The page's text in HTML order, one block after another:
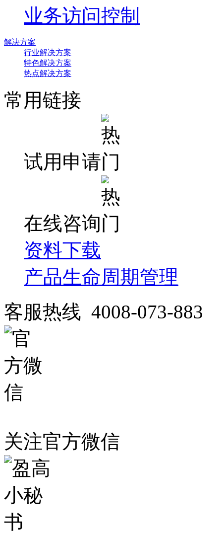
业务访问控制
解决方案
行业解决方案
特色解决方案
热点解决方案
常用链接
试用申请
在线咨询
资料下载
产品生命周期管理
客服热线 4008-073-883
关注官方微信